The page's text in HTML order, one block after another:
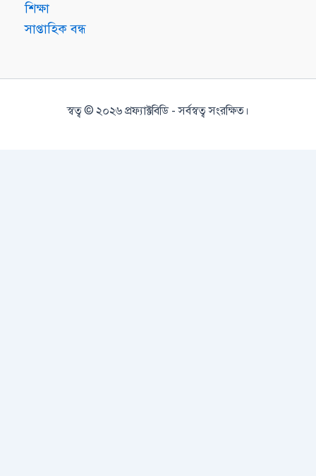
শিক্ষা
সাপ্তাহিক বন্ধ
স্বত্ব © ২০২৬ প্রফ্যাক্টবিডি - সর্বস্বত্ব সংরক্ষিত।